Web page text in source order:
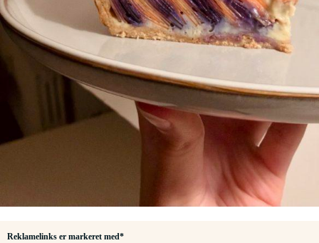
Reklamelinks er markeret med*